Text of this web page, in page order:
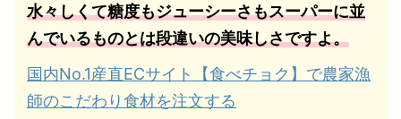
水々しくて糖度もジューシーさもスーパーに並
んでいるものとは段違いの美味しさですよ。
国内No.1産直ECサイト【食べチョク】で農家漁
師のこだわり食材を注文する